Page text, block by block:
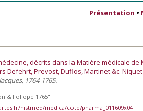
Présentation •
décrits dans la Matière médicale de
Defehrt, Prevost, Duflos, Martinet &c.
1764-1765.
& Follope 1765".
histmed/medica/cote?pharma_011609x04